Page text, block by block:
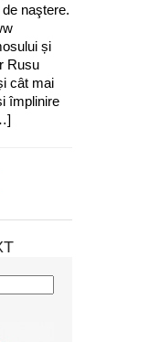
naştere.
și
Rusu
cât mai
împlinire